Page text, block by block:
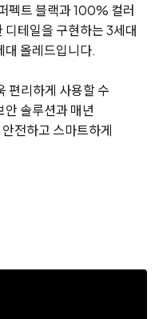
펙트 블랙과 100% 컬러
테일을 구현하는 3세대
대 올레드입니다.
편리하게 사용할 수
솔루션과 매년
전하고 스마트하게